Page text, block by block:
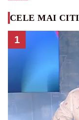
CELE MAI
1